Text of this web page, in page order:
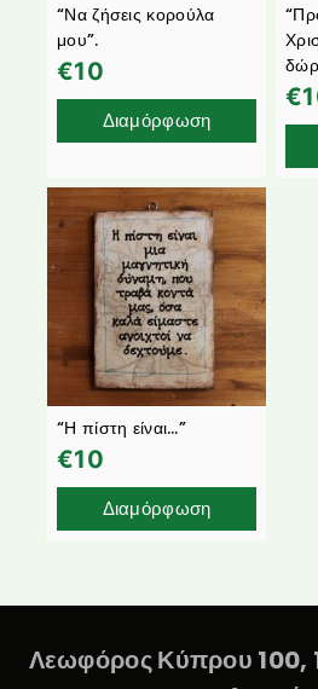
“Να ζήσεις κορούλα
μου”.
€10
Διαμόρφωση
€
“Η πίστη είναι…”
€10
Διαμόρφωση
Λεωφόρος Κύπρου 100,